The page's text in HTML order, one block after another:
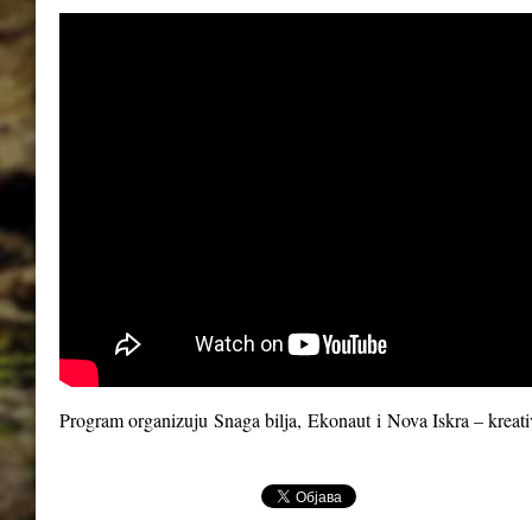
Program organizuju Snaga bilja, Ekonauti Nova Iskra –